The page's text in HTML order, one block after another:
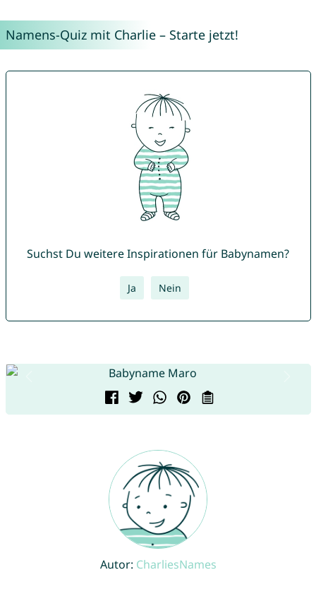
Namens-Quiz mit Charlie – Starte jetzt!
Suchst Du weitere Inspirationen für Babynamen?
Ja Nein
Autor: CharliesNames